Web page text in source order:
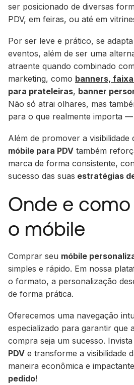
ser posicionado de diversas
PDV, em feiras, ou até em
Por ser leve e prático, se
eventos, além de ser uma
atraente quando combinado
marketing, como banners,
para prateleiras, banner
Não só atrai olhares, mas
para o que realmente importa
Além de promover a visibilidade
móbile para PDV também
marca de forma consistente,
sucesso das suas estratégias
Onde e
o móbile
Comprar seu móbile
simples e rápido. Em nossa
o formato, a personalização
de forma prática.
Oferecemos uma navegação
especializado para garantir que
compra seja um sucesso.
PDV e transforme a visibilidade
maneira econômica e
pedido!